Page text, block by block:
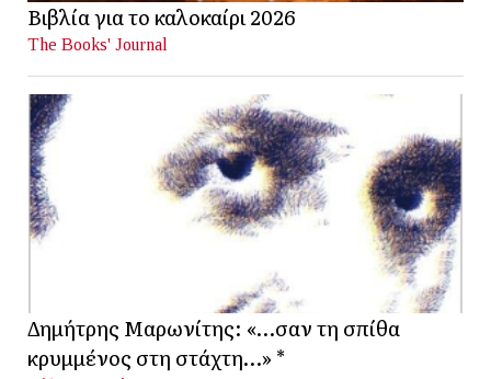
Βιβλία για το καλοκαίρι 2026
The Books' Journal
Δημήτρης Μαρωνίτης: «…σαν τη σπίθα
κρυμμένος στη στάχτη…» *